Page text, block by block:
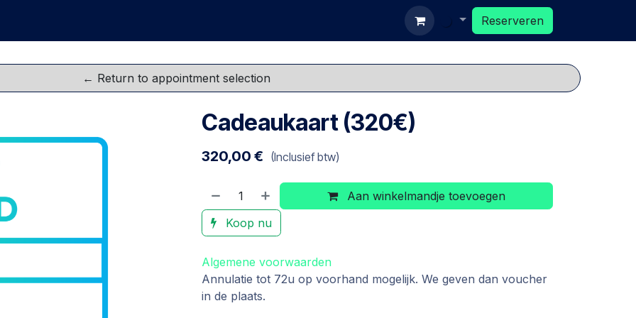
Reserveren
Cadeaukaart (320€)
320,00 € (Inclusief btw)
Aan winkelmandje toevoegen
Koop nu
Algemene voorwaarden
Annulatie tot 72u op voorhand mogelijk. We geven dan voucher
in de plaats.